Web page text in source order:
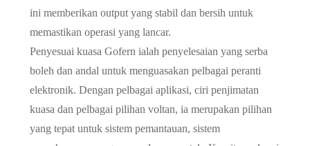
ini memberikan output yang stabil dan bersih untuk
memastikan operasi yang lancar.
Penyesuai kuasa Gofern ialah penyelesaian yang serba
boleh dan andal untuk menguasakan pelbagai peranti
elektronik. Dengan pelbagai aplikasi, ciri penjimatan
kuasa dan pelbagai pilihan voltan, ia merupakan pilihan
yang tepat untuk sistem pemantauan, sistem